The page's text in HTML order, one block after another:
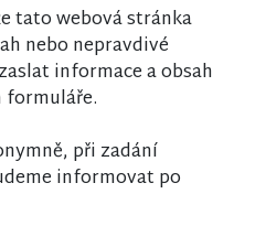
tato webová stránka
nebo nepravdivé
informace a obsah
při zadání
informovat po